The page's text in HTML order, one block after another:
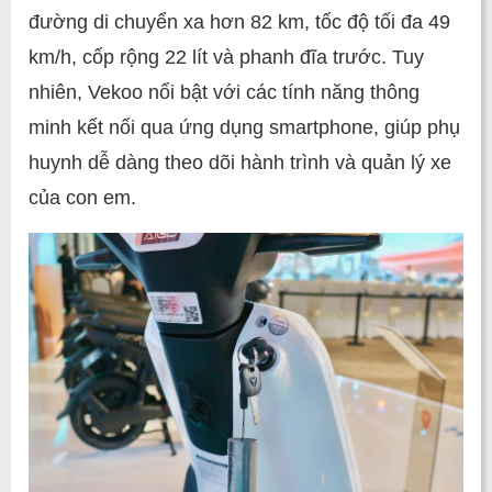
đường di chuyển xa hơn 82 km, tốc độ tối đa 49
km/h, cốp rộng 22 lít và phanh đĩa trước. Tuy
nhiên, Vekoo nổi bật với các tính năng thông
minh kết nối qua ứng dụng smartphone, giúp phụ
huynh dễ dàng theo dõi hành trình và quản lý xe
của con em.